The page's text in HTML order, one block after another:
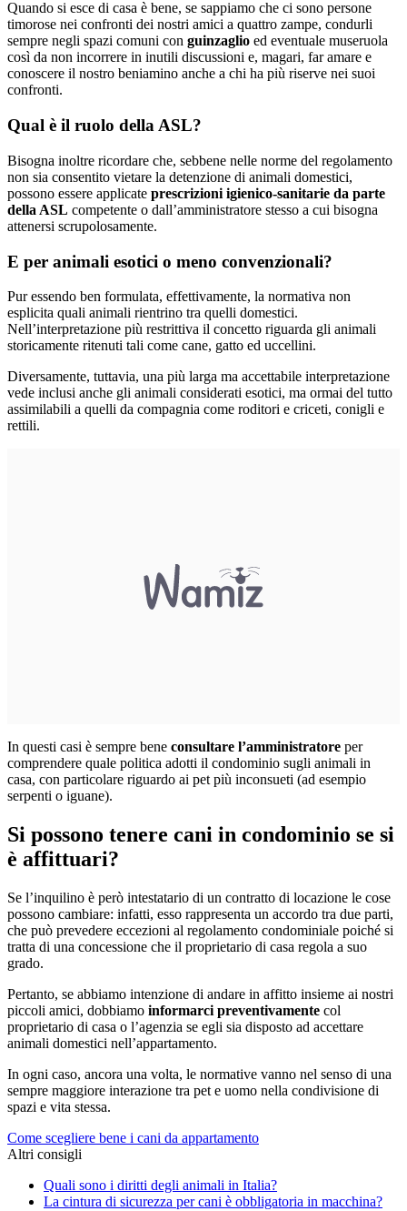
Quando si esce di casa è bene, se sappiamo che ci sono persone
timorose nei confronti dei nostri amici a quattro zampe, condurli
sempre negli spazi comuni con guinzaglio ed eventuale museruola
così da non incorrere in inutili discussioni e, magari, far amare e
conoscere il nostro beniamino anche a chi ha più riserve nei suoi
confronti.
Qual è il ruolo della ASL?
Bisogna inoltre ricordare che, sebbene nelle norme del regolamento
non sia consentito vietare la detenzione di animali domestici,
possono essere applicate prescrizioni igienico-sanitarie da parte
della ASL competente o dall’amministratore stesso a cui bisogna
attenersi scrupolosamente.
E per animali esotici o meno convenzionali?
Pur essendo ben formulata, effettivamente, la normativa non
esplicita quali animali rientrino tra quelli domestici.
Nell’interpretazione più restrittiva il concetto riguarda gli animali
storicamente ritenuti tali come cane, gatto ed uccellini.
Diversamente, tuttavia, una più larga ma accettabile interpretazione
vede inclusi anche gli animali considerati esotici, ma ormai del tutto
assimilabili a quelli da compagnia come roditori e criceti, conigli e
rettili.
In questi casi è sempre bene consultare l’amministratore per
comprendere quale politica adotti il condominio sugli animali in
casa, con particolare riguardo ai pet più inconsueti (ad esempio
serpenti o iguane).
Si possono tenere cani in condominio se si
è affittuari?
Se l’inquilino è però intestatario di un contratto di locazione le cose
possono cambiare: infatti, esso rappresenta un accordo tra due parti,
che può prevedere eccezioni al regolamento condominiale poiché si
tratta di una concessione che il proprietario di casa regola a suo
grado.
Pertanto, se abbiamo intenzione di andare in affitto insieme ai nostri
piccoli amici, dobbiamo informarci preventivamente col
proprietario di casa o l’agenzia se egli sia disposto ad accettare
animali domestici nell’appartamento.
In ogni caso, ancora una volta, le normative vanno nel senso di una
sempre maggiore interazione tra pet e uomo nella condivisione di
spazi e vita stessa.
Come scegliere bene i cani da appartamento
Altri consigli
Quali sono i diritti degli animali in Italia?
La cintura di sicurezza per cani è obbligatoria in macchina?